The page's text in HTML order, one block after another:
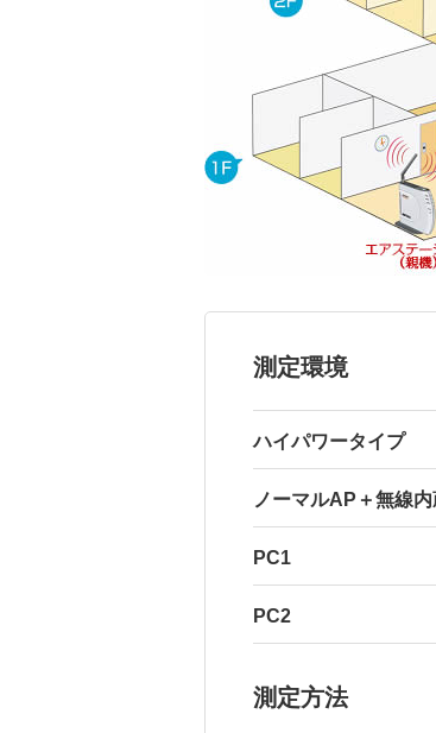
測定環境
ハイパワータイプ
ノーマルAP＋無線
PC1
PC2
測定方法